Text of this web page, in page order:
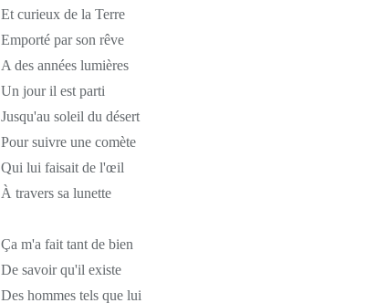
Et curieux de la Terre
Emporté par son rêve
A des années lumières
Un jour il est parti
Jusqu'au soleil du désert
Pour suivre une comète
Qui lui faisait de l'œil
À travers sa lunette
Ça m'a fait tant de bien
De savoir qu'il existe
Des hommes tels que lui